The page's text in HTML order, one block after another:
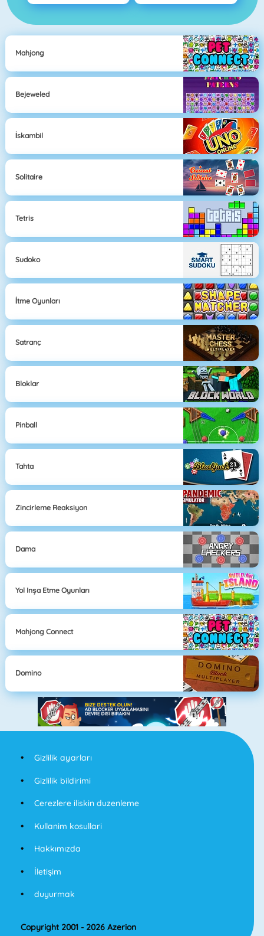
Mahjong
Bejeweled
İskambil
Solitaire
Tetris
Sudoko
İtme Oyunları
Satranç
Bloklar
Pinball
Tahta
Zincirleme Reaksiyon
Dama
Yol Inşa Etme Oyunları
Mahjong Connect
Domino
Gizlilik ayarları
Gizlilik bildirimi
Cerezlere iliskin duzenleme
Kullanim kosullari
Hakkımızda
İletişim
duyurmak
Copyright 2001 - 2026 Azerion